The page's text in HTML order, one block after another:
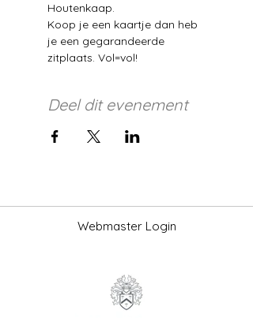
Houtenkaap.
Koop je een kaartje dan heb
je een gegarandeerde
zitplaats. Vol=vol!
Deel dit evenement
Webmaster Login